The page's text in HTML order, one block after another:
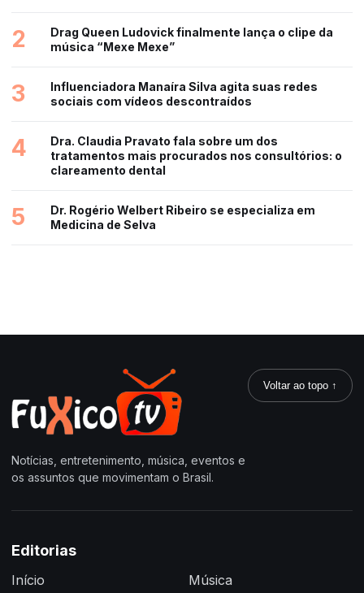
2
Drag Queen Ludovick finalmente lança o clipe da
música “Mexe Mexe”
3
Influenciadora Manaíra Silva agita suas redes
sociais com vídeos descontraídos
4
Dra. Claudia Pravato fala sobre um dos
tratamentos mais procurados nos consultórios: o
clareamento dental
5
Dr. Rogério Welbert Ribeiro se especializa em
Medicina de Selva
Notícias, entretenimento, música, eventos e
os assuntos que movimentam o Brasil.
Voltar ao topo ↑
Editorias
Início Música